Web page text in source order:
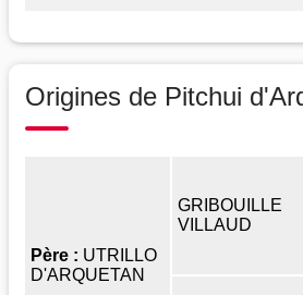
Origines de Pitchui
Père : UTRILLO
D'ARQUETAN
GRIBOUILLE
VILLAUD